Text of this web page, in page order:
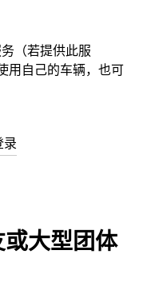
（若提供此服
用自己的车辆，也可
录
大型团体